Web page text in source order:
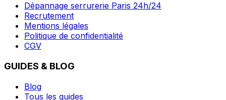
Dépannage serrurerie Paris 24h/24
Recrutement
Mentions légales
Politique de confidentialité
CGV
GUIDES & BLOG
Blog
Tous les guides